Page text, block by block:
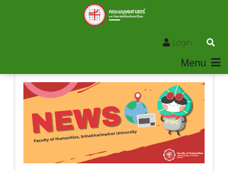
Login
Menu